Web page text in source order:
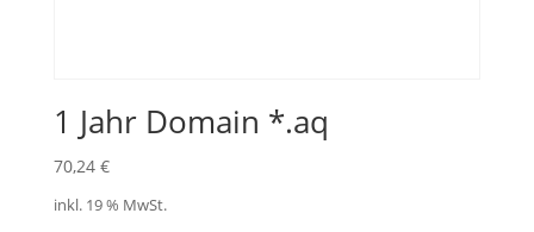
1 Jahr Domain *.aq
70,24 €
inkl. 19 % MwSt.